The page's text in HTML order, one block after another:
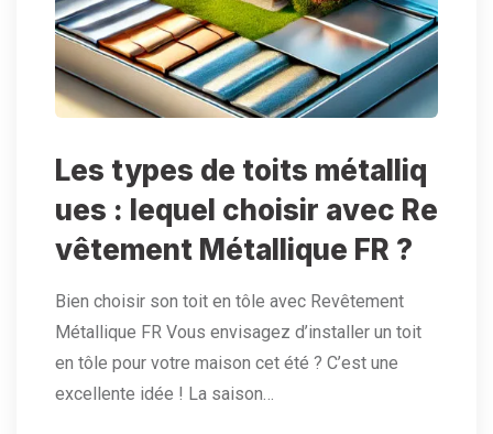
Les types de toits métalliq
ues : lequel choisir avec Re
vêtement Métallique FR ?
Bien choisir son toit en tôle avec Revêtement
Métallique FR Vous envisagez d’installer un toit
en tôle pour votre maison cet été ? C’est une
excellente idée ! La saison…